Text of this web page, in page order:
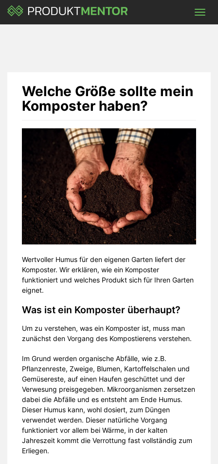
Skip
main
Welche Größe sollte mein
Komposter haben?
Wertvoller Humus für den eigenen Garten liefert der
Komposter. Wir erklären, wie ein Komposter
funktioniert und welches Produkt sich für Ihren Garten
eignet.
Was ist ein Komposter überhaupt?
Um zu verstehen, was ein Komposter ist, muss man
zunächst den Vorgang des Kompostierens verstehen.
Im Grund werden organische Abfälle, wie z.B.
Pflanzenreste, Zweige, Blumen, Kartoffelschalen und
Gemüsereste, auf einen Haufen geschüttet und der
Verwesung preisgegeben. Mikroorganismen zersetzen
dabei die Abfälle und es entsteht am Ende Humus.
Dieser Humus kann, wohl dosiert, zum Düngen
verwendet werden. Dieser natürliche Vorgang
funktioniert vor allem bei Wärme, in der kalten
Jahreszeit kommt die Verrottung fast vollständig zum
Erliegen.